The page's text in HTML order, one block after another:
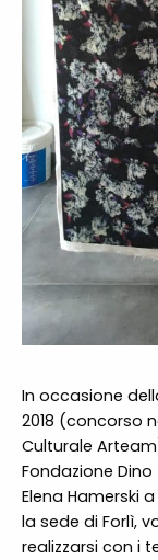
In occasione
2018 (concorso
Culturale
Fondazione
Elena Hamerski
la sede di Forlì,
realizzarsi con i